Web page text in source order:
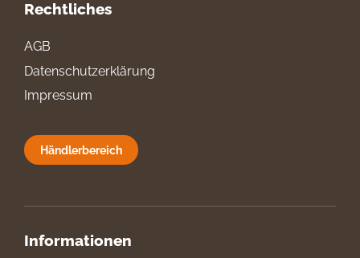
Rechtliches
AGB
Datenschutzerklärung
Impressum
Händlerbereich
Informationen